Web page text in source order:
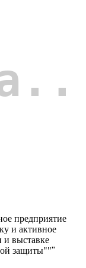
предприятие
и активное
выставке
защиты"""